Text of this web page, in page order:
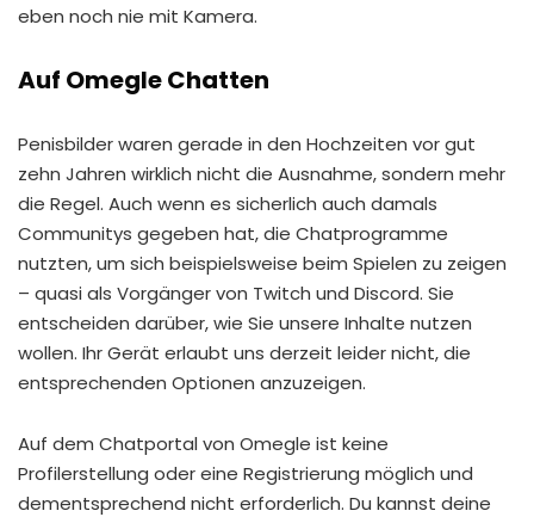
eben noch nie mit Kamera.
Auf Omegle Chatten
Penisbilder waren gerade in den Hochzeiten vor gut
zehn Jahren wirklich nicht die Ausnahme, sondern mehr
die Regel. Auch wenn es sicherlich auch damals
Communitys gegeben hat, die Chatprogramme
nutzten, um sich beispielsweise beim Spielen zu zeigen
– quasi als Vorgänger von Twitch und Discord. Sie
entscheiden darüber, wie Sie unsere Inhalte nutzen
wollen. Ihr Gerät erlaubt uns derzeit leider nicht, die
entsprechenden Optionen anzuzeigen.
Auf dem Chatportal von Omegle ist keine
Profilerstellung oder eine Registrierung möglich und
dementsprechend nicht erforderlich. Du kannst deine